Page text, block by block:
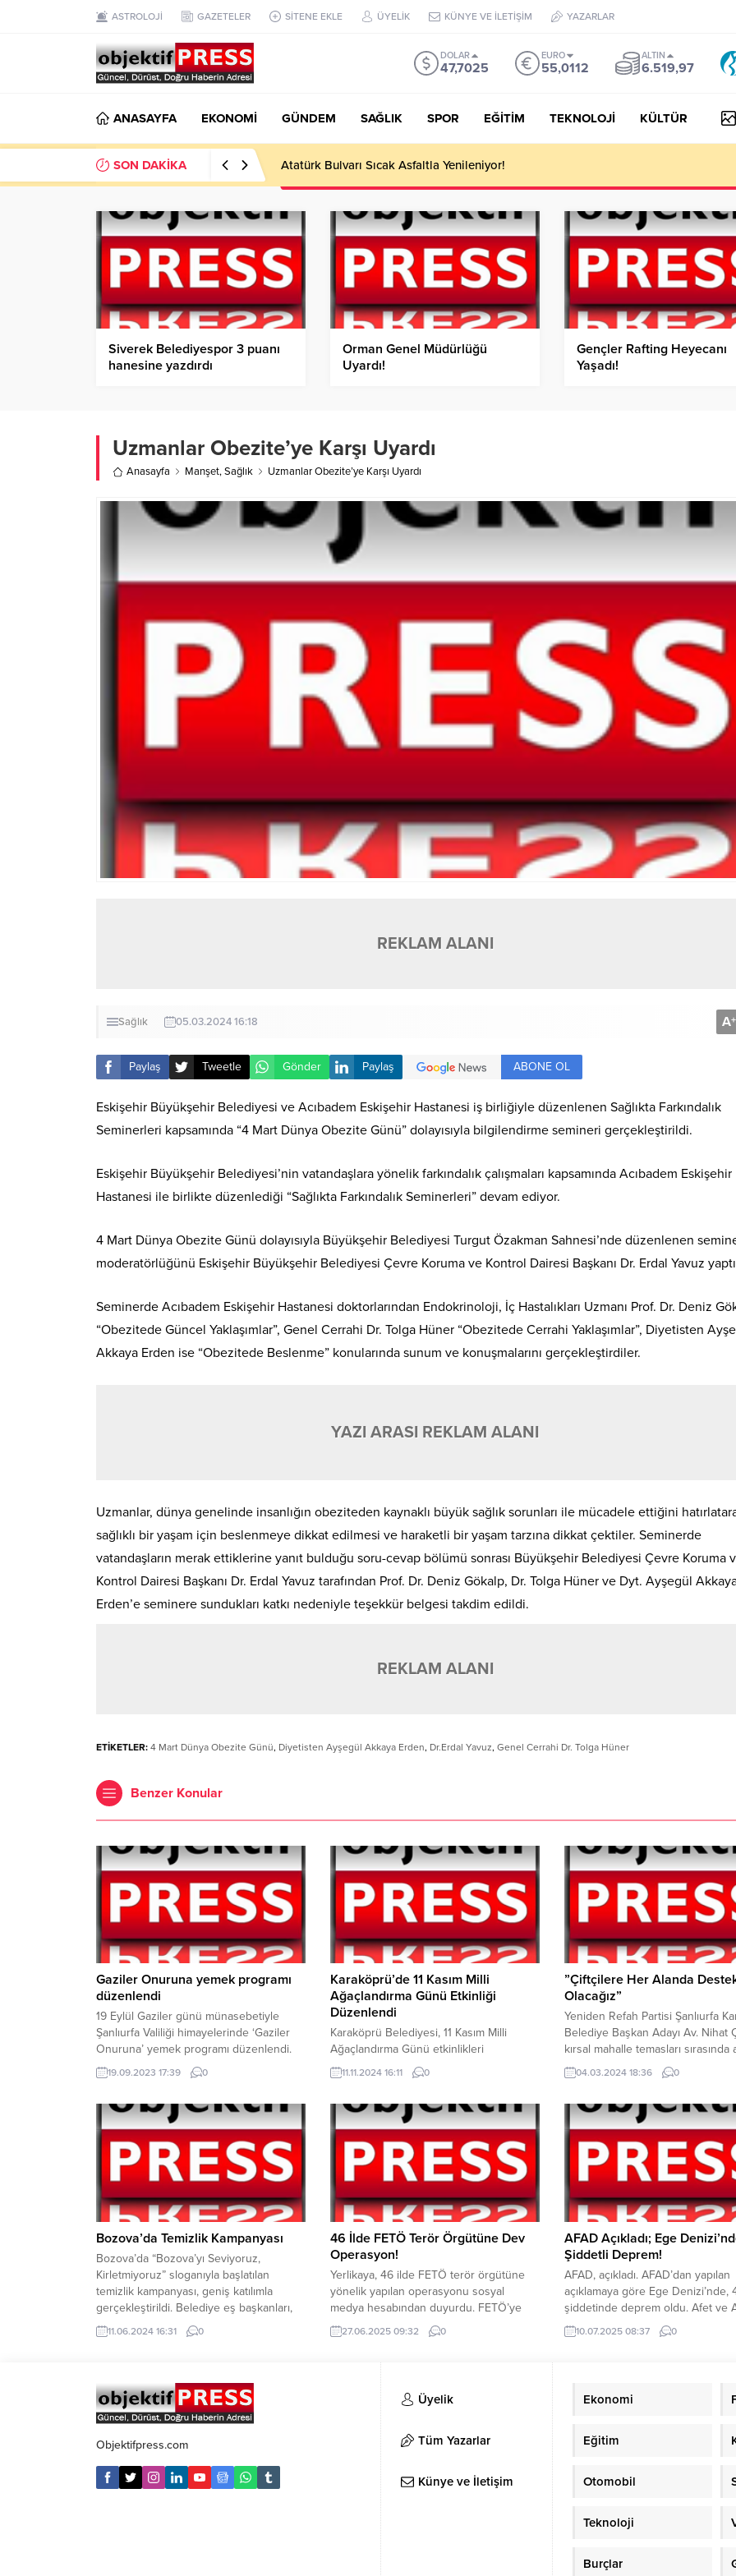
ASTROLOJİ GAZETELER SİTENE EKLE ÜYELİK KÜNYE VE İLETİŞİM YAZARLAR
DOLAR
47,7025
EURO
55,0112
ALTIN
6.519,97
ANASAYFA EKONOMİ GÜNDEM SAĞLIK SPOR EĞİTİM TEKNOLOJİ KÜLTÜR
SON DAKİKA Temmuzda IPARD III Kapsamında 634,3 Milyon Lira Hibe Ödemesi Yapıldı!
Siverek Belediyespor 3 puanı
hanesine yazdırdı
Orman Genel Müdürlüğü
Uyardı!
Gençler Rafting Heyecanı
Yaşadı!
Uzmanlar Obezite’ye Karşı Uyardı
Anasayfa Manşet,Sağlık Uzmanlar Obezite’ye Karşı Uyardı
REKLAM ALANI
Sağlık 05.03.2024 16:18 A+
Paylaş Tweetle Gönder Paylaş ABONE OL
Eskişehir Büyükşehir Belediyesi ve Acıbadem Eskişehir Hastanesi iş birliğiyle düzenlenen Sağlıkta Farkındalık
Seminerleri kapsamında “4 Mart Dünya Obezite Günü” dolayısıyla bilgilendirme semineri gerçekleştirildi.
Eskişehir Büyükşehir Belediyesi’nin vatandaşlara yönelik farkındalık çalışmaları kapsamında Acıbadem Eskişehir
Hastanesi ile birlikte düzenlediği “Sağlıkta Farkındalık Seminerleri” devam ediyor.
4 Mart Dünya Obezite Günü dolayısıyla Büyükşehir Belediyesi Turgut Özakman Sahnesi’nde düzenlenen
moderatörlüğünü Eskişehir Büyükşehir Belediyesi Çevre Koruma ve Kontrol Dairesi Başkanı Dr. Erdal Yavuz
Seminerde Acıbadem Eskişehir Hastanesi doktorlarından Endokrinoloji, İç Hastalıkları Uzmanı Prof. Dr. Deniz
“Obezitede Güncel Yaklaşımlar”, Genel Cerrahi Dr. Tolga Hüner “Obezitede Cerrahi Yaklaşımlar”, Diyetisten
Akkaya Erden ise “Obezitede Beslenme” konularında sunum ve konuşmalarını gerçekleştirdiler.
YAZI ARASI REKLAM ALANI
Uzmanlar, dünya genelinde insanlığın obeziteden kaynaklı büyük sağlık sorunları ile mücadele ettiğini
sağlıklı bir yaşam için beslenmeye dikkat edilmesi ve haraketli bir yaşam tarzına dikkat çektiler. Seminerde
vatandaşların merak ettiklerine yanıt bulduğu soru-cevap bölümü sonrası Büyükşehir Belediyesi Çevre Koruma
Kontrol Dairesi Başkanı Dr. Erdal Yavuz tarafından Prof. Dr. Deniz Gökalp, Dr. Tolga Hüner ve Dyt. Ayşegül
Erden’e seminere sundukları katkı nedeniyle teşekkür belgesi takdim edildi.
REKLAM ALANI
ETİKETLER: 4 Mart Dünya Obezite Günü, Diyetisten Ayşegül Akkaya Erden, Dr.Erdal Yavuz, Genel Cerrahi Dr. Tolga Hüner
Benzer Konular
Gaziler Onuruna yemek programı
düzenlendi
19 Eylül Gaziler günü münasebetiyle
Şanlıurfa Valiliği himayelerinde ‘Gaziler
Onuruna’ yemek programı düzenlendi.
Kur’an-ı Kerim tilavetiyle başlayan
programda bir konuşma yapan Şanlıurfa
Meclisi tarafından Cumhuriyetimizin
kurucusu Mustafa Kemal Atatürk’ün
gazilik unvanı ile onurlandırılmasının yıl
dönümü, bir süredir gaziler günü olarak
kutlanıyor. Bu 19 Eylül’de...
19.09.2023 17:39 0
Karaköprü’de 11 Kasım Milli
Ağaçlandırma Günü Etkinliği
Düzenlendi
Karaköprü Belediyesi, 11 Kasım Milli
Ağaçlandırma Günü etkinlikleri
çerçevesinde Seyrantepe Mahallesi’nde
ağaçlandırma etkinliği gerçekleştirdi.
Nihat Çiftçi tüm Karaköprülü vatandaşları
kampanyaya katılmaya davet etti. Türkiye
genelinde olduğu gibi Karaköprü’de de
çevre bilincini artırmak ve yeşil alanları
genişletmek amacıyla ağaçlandırma
seferberliği başlatıldı. Bu anlamlı günde,
Başkan Çiftçi’nin öncülüğünde...
11.11.2024 16:11 0
”Çiftçilere Her Alanda
Olacağız”
Yeniden Refah Partisi Şanlıurfa
Belediye Başkan Adayı Av. Nihat
kırsal mahalle temasları sırasında
kalitesiyle bilinen Karaköprü’deki
bahçelerini gezdi. Karaköprü’de
belirten Nihat Çiftçi, “Karaköprü
Belediyesi olarak tüm çiftçilere
teknik destek, fide, gübre, tohum
hibe desteği sağlayacağız” dedi.
Geçmiş...
04.03.2024 18:36 0
Bozova’da Temizlik Kampanyası
Bozova’da “Bozova’yı Seviyoruz,
Kirletmiyoruz” sloganıyla başlatılan
temizlik kampanyası, geniş katılımla
gerçekleştirildi. Belediye eş başkanları,
belediye meclis üyeleri ve belediye
çalışanları, cadde ve sokaklarda çöp
Parti ilçe eş başkanları ve yöneticileri de
destek verdi. Eş başkanlarla birlikte
caddelerde çöp toplayan parti yetkilileri,
daha...
11.06.2024 16:31 0
46 İlde FETÖ Terör Örgütüne Dev
Operasyon!
Yerlikaya, 46 ilde FETÖ terör örgütüne
yönelik yapılan operasyonu sosyal
medya hesabından duyurdu. FETÖ’ye
yönelik düzenlenen operasyonlarda 361
şüpheli yakalandı. İçişleri Bakanı Ali
operasyon yapıldı. Yapılan
operasyonlarda 361 şüpheli yakalandı.
Operasyonlarda yakalanan şüpheliler;
FETÖ terör örgütünün “güncel
yapılanması, askeri mahrem yapılanması,
finans ve güncel eğitim...
27.06.2025 09:32 0
AFAD Açıkladı; Ege
Şiddetli Deprem!
AFAD, açıkladı. AFAD’dan yapılan
açıklamaya göre Ege Denizi’nde,
şiddetinde deprem oldu. Afet ve
Durum Yönetimi Başkanlığı
medya hesabından yaptığı
Depremle ilgili AFAD’ın sosyal
REKLAM...
10.07.2025 08:37 0
Objektifpress.com
Üyelik
Tüm Yazarlar
Künye ve İletişim
Ekonomi
Eğitim
Otomobil
Teknoloji
Burçlar